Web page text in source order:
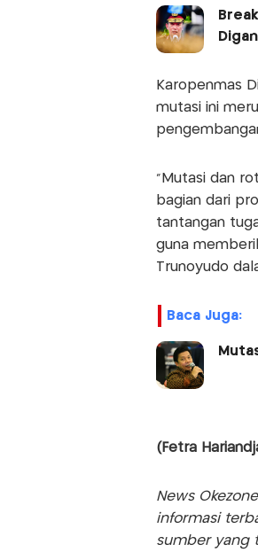
Karopenmas
mutasi ini
“Mutasi dan
bagian dari
tantangan
guna
Trunoyudo
Baca Juga:
(Fetra
News
informasi
sumber yang